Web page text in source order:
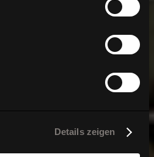
Details zeigen